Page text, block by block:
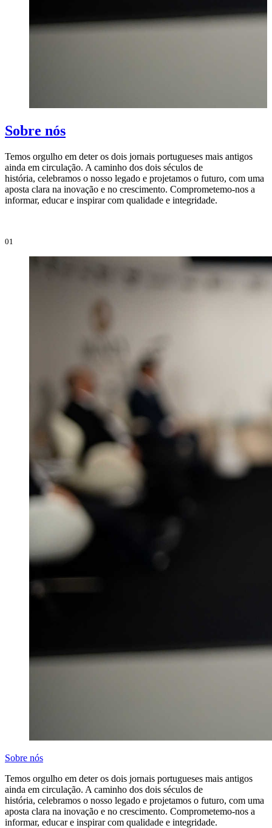
Sobre nós
Temos orgulho em deter os dois jornais portugueses mais antigos
ainda em circulação. A caminho dos dois séculos de
história, celebramos o nosso legado e projetamos o futuro, com uma
aposta clara na inovação e no crescimento. Comprometemo-nos a
informar, educar e inspirar com qualidade e integridade.
01
Sobre nós
Temos orgulho em deter os dois jornais portugueses mais antigos
ainda em circulação. A caminho dos dois séculos de
história, celebramos o nosso legado e projetamos o futuro, com uma
aposta clara na inovação e no crescimento. Comprometemo-nos a
informar, educar e inspirar com qualidade e integridade.